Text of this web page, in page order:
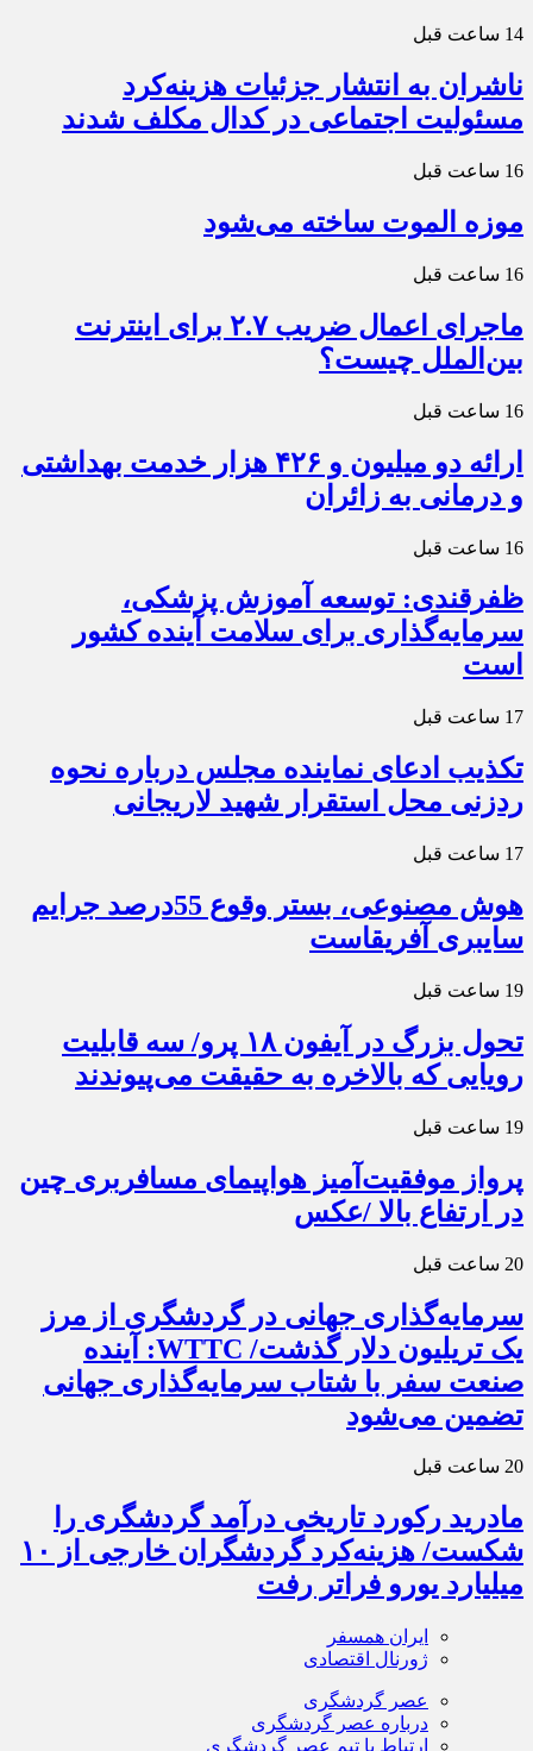
14 ساعت قبل
ناشران به انتشار جزئیات هزینه‌کرد
مسئولیت اجتماعی در کدال مکلف شدند
16 ساعت قبل
موزه الموت ساخته می‌شود
16 ساعت قبل
ماجرای اعمال ضریب ۲.۷ برای اینترنت
بین‌الملل چیست؟
16 ساعت قبل
ارائه دو میلیون و ۴۲۶ هزار خدمت بهداشتی
و درمانی به زائران
16 ساعت قبل
ظفرقندی: توسعه آموزش پزشکی،
سرمایه‌گذاری برای سلامت آینده کشور
است
17 ساعت قبل
تکذیب ادعای نماینده مجلس درباره نحوه
ردزنی محل استقرار شهید لاریجانی
17 ساعت قبل
هوش مصنوعی، بستر وقوع 55درصد جرایم
سایبری آفریقاست
19 ساعت قبل
تحول بزرگ در آیفون ۱۸ پرو/ سه قابلیت
رویایی که بالاخره به حقیقت می‌پیوندند
19 ساعت قبل
پرواز موفقیت‌آمیز هواپیمای مسافربری چین
در ارتفاع بالا /عکس
20 ساعت قبل
سرمایه‌گذاری جهانی در گردشگری از مرز
یک تریلیون دلار گذشت/ WTTC: آینده
صنعت سفر با شتاب سرمایه‌گذاری جهانی
تضمین می‌شود
20 ساعت قبل
مادرید رکورد تاریخی درآمد گردشگری را
شکست/ هزینه‌کرد گردشگران خارجی از ۱۰
میلیارد یورو فراتر رفت
ایران همسفر
ژورنال اقتصادی
عصر گردشگری
درباره عصر گردشگری
ارتباط با تیم عصر گردشگری